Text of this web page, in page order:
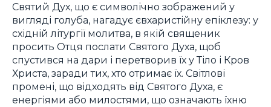
Святий Дух, що є символічно зображений у
вигляді голуба, нагадує євхаристійну епіклезу: у
східній літургії молитва, в якій священик
просить Отця послати Святого Духа, щоб
спустився на дари і перетворив їх у Тіло і Кров
Христа, заради тих, хто отримає їх. Світлові
промені, що відходять від Святого Духа, є
енергіями або милостями, що означають їхню